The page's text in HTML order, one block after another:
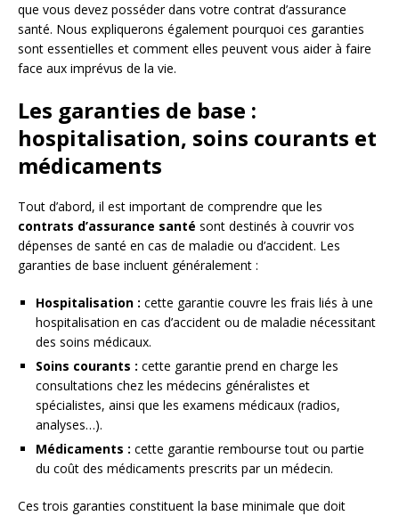
que vous devez posséder dans votre contrat d’assurance
santé. Nous expliquerons également pourquoi ces garanties
sont essentielles et comment elles peuvent vous aider à faire
face aux imprévus de la vie.
Les garanties de base :
hospitalisation, soins courants et
médicaments
Tout d’abord, il est important de comprendre que les
contrats d’assurance santé sont destinés à couvrir vos
dépenses de santé en cas de maladie ou d’accident. Les
garanties de base incluent généralement :
Hospitalisation : cette garantie couvre les frais liés à une
hospitalisation en cas d’accident ou de maladie nécessitant
des soins médicaux.
Soins courants : cette garantie prend en charge les
consultations chez les médecins généralistes et
spécialistes, ainsi que les examens médicaux (radios,
analyses…).
Médicaments : cette garantie rembourse tout ou partie
du coût des médicaments prescrits par un médecin.
Ces trois garanties constituent la base minimale que doit